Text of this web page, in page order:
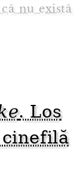
nu există
. Los